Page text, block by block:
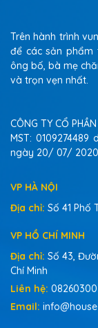
Trên hành trình
để các sản
ông bố, bà mẹ
và trọn vẹn nhất.
CÔNG TY CỔ
MST:
ngày 20/ 07/ 2020
VP HÀ NỘI
Địa chỉ: Số 41 Phố
VP HỒ CHÍ MINH
Địa chỉ: Số 43,
Chí Minh
Liên hệ:
Email: